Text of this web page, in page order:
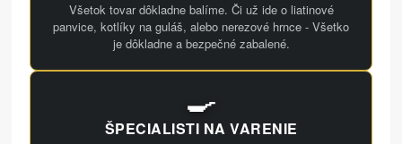
Všetok tovar dôkladne balíme. Či už ide o liatinové
panvice, kotlíky na guláš, alebo nerezové hrnce - Všetko
je dôkladne a bezpečné zabalené.
🍳
ŠPECIALISTI NA VARENIE